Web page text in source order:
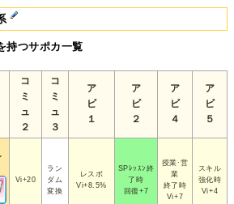
持つサポカ一覧
コ
ミ
ュ
２
コ
ミ
ュ
３
ア
ビ
１
ア
ビ
２
ア
ビ
４
ア
ビ
５
Vi+20
ラン
ダム
変換
レスボ
Vi+8.5%
SPﾚｯｽﾝ終
了時
回復+7
授業·営
業
終了時
Vi+7
スキル
強化時
Vi+4